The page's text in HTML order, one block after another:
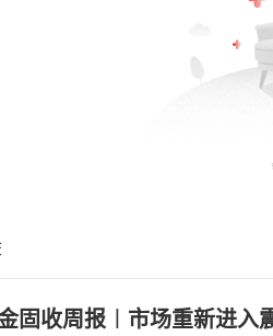
固收周报︱市场重新进入